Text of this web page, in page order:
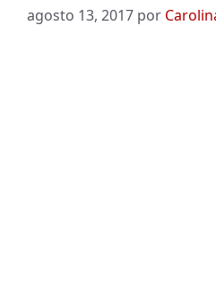
agosto 13, 2017 por